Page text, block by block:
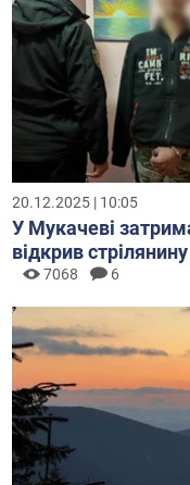
20.12.2025 | 10:05
У Мукачеві
відкрив
7068 6